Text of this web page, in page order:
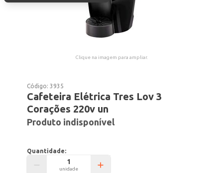
Clique na imagem para ampliar.
Código:3935
Cafeteira Elétrica Tres Lov 3
Corações 220v un
Produto indisponível
Quantidade:
unidade